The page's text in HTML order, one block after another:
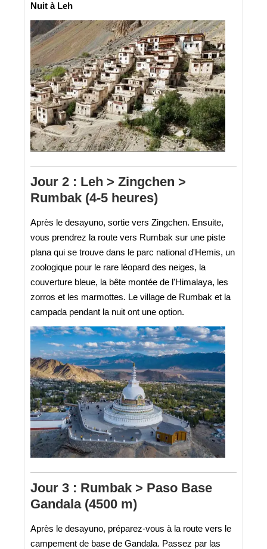
Nuit à Leh
Jour 2 : Leh > Zingchen >
Rumbak (4-5 heures)
Après le desayuno, sortie vers Zingchen. Ensuite,
vous prendrez la route vers Rumbak sur une piste
plana qui se trouve dans le parc national d'Hemis, un
zoologique pour le rare léopard des neiges, la
couverture bleue, la bête montée de l'Himalaya, les
zorros et les marmottes. Le village de Rumbak et la
campada pendant la nuit ont une option.
Jour 3 : Rumbak > Paso Base
Gandala (4500 m)
Après le desayuno, préparez-vous à la route vers le
campement de base de Gandala. Passez par las